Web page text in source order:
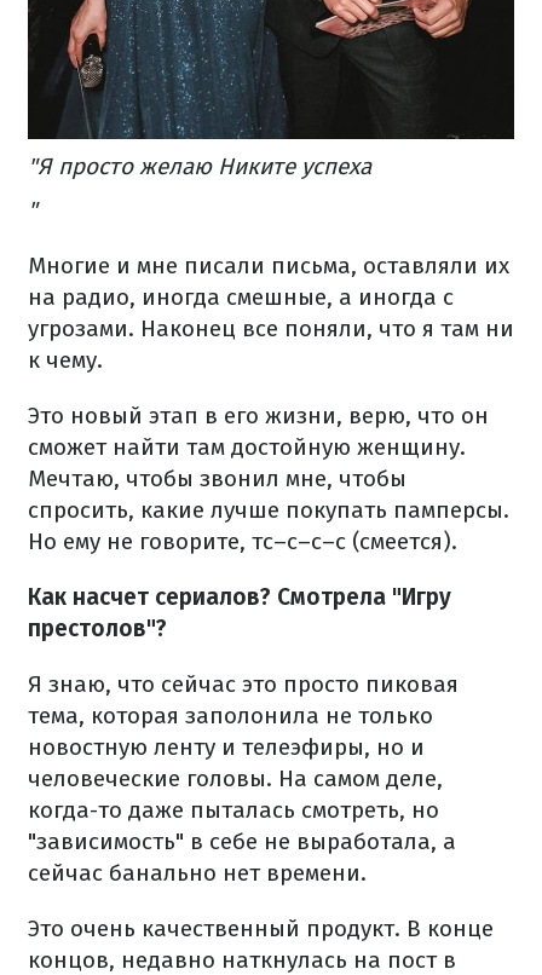
"Я просто желаю Никите успеха
"
Многие и мне писали письма, оставляли их
на радио, иногда смешные, а иногда с
угрозами. Наконец все поняли, что я там ни
к чему.
Это новый этап в его жизни, верю, что он
сможет найти там достойную женщину.
Мечтаю, чтобы звонил мне, чтобы
спросить, какие лучше покупать памперсы.
Но ему не говорите, тс–с–с–с (смеется).
Как насчет сериалов? Смотрела "Игру
престолов"?
Я знаю, что сейчас это просто пиковая
тема, которая заполонила не только
новостную ленту и телеэфиры, но и
человеческие головы. На самом деле,
когда-то даже пыталась смотреть, но
"зависимость" в себе не выработала, а
сейчас банально нет времени.
Это очень качественный продукт. В конце
концов, недавно наткнулась на пост в